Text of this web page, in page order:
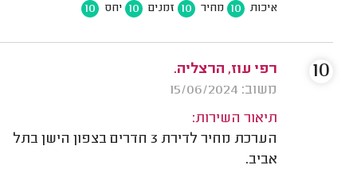
איכות 10 מחיר 10 זמנים 10 יחס 10
רפי עוז, הרצליה.
משוב: 15/06/2024
תיאור השירות:
הערכת מחיר לדירת 3 חדרים בצפון הישן בתל
אביב.
10